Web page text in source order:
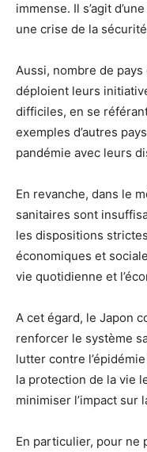
immense. Il s’agit
une crise de la
Aussi, nombre de
déploient leurs
difficiles, en se
exemples d’autres
pandémie avec leurs
En revanche, dans le
sanitaires sont
les dispositions
économiques et
vie quotidienne et
A cet égard, le Japon
renforcer le système
lutter contre
la protection de la vie
minimiser l’impact sur
En particulier, pour ne